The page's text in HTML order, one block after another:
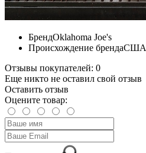
БрендOklahoma Joe's
Происхождение брендаСША
Отзывы покупателей: 0
Еще никто не оставил свой отзыв
Оставить отзыв
Оцените товар: